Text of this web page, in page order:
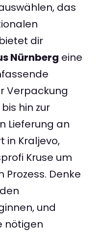
das
dir
Nürnberg eine
Verpackung
hin zur
Lieferung an
in Kraljevo,
Kruse um
Prozess. Denke
und
nötigen